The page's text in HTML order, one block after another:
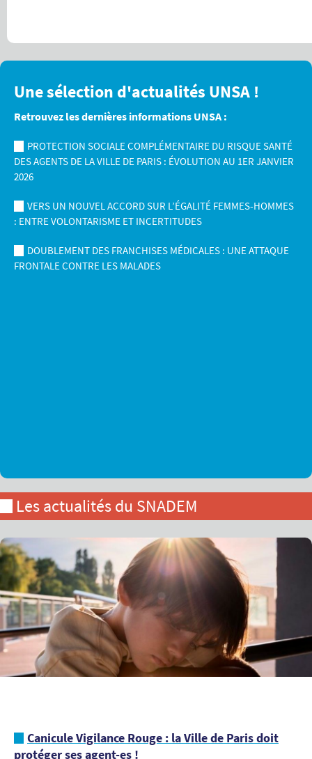
Une sélection d'actualités UNSA !
Retrouvez les dernières informations UNSA :
PROTECTION SOCIALE COMPLÉMENTAIRE DU RISQUE SANTÉ
DES AGENTS DE LA VILLE DE PARIS : ÉVOLUTION AU 1ER JANVIER
2026
VERS UN NOUVEL ACCORD SUR L’ÉGALITÉ FEMMES-HOMMES
: ENTRE VOLONTARISME ET INCERTITUDES
DOUBLEMENT DES FRANCHISES MÉDICALES : UNE ATTAQUE
FRONTALE CONTRE LES MALADES
Les actualités du SNADEM
Canicule Vigilance Rouge : la Ville de Paris doit
protéger ses agent-es !